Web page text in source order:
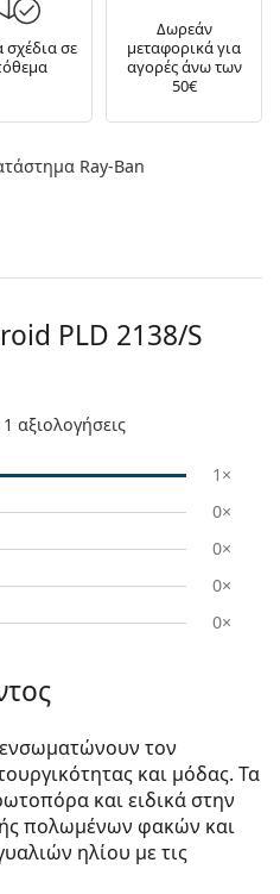
σε
Δωρεάν
μεταφορικά για
αγορές άνω των
50€
Ray-Ban
PLD 2138/S
αξιολογήσεις
1×
0×
0×
0×
0×
τον
και μόδας. Τα
και ειδικά στην
πολωμένων φακών και
ηλίου με τις